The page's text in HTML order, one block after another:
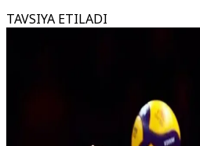
TAVSIYA ETILADI